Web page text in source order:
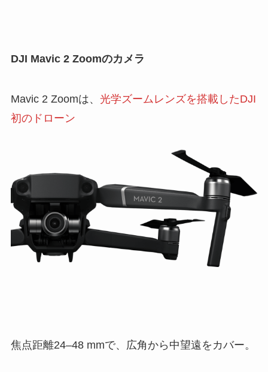
DJI Mavic 2 Zoomのカメラ
Mavic 2 Zoomは、 光学ズームレンズを搭載したDJI
初のドローン
焦点距離24–48 mmで、広角から中望遠をカバー。